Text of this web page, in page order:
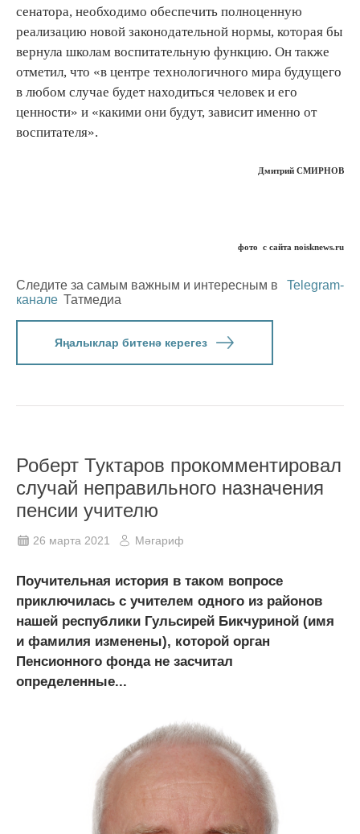
сенатора, необходимо обеспечить полноценную
реализацию новой законодательной нормы, которая бы
вернула школам воспитательную функцию. Он также
отметил, что «в центре технологичного мира будущего
в любом случае будет находиться человек и его
ценности» и «какими они будут, зависит именно от
воспитателя».
Дмитрий СМИРНОВ
фото с сайта noisknews.ru
Следите за самым важным и интересным в
Telegram-
канале Татмедиа
Яңалыклар битенә керегез
Роберт Туктаров прокомментировал
случай неправильного назначения
пенсии учителю
26 марта 2021 Мәгариф
Поучительная история в таком вопросе
приключилась с учителем одного из районов
нашей республики Гульсирей Бикчуриной (имя
и фамилия изменены), которой орган
Пенсионного фонда не засчитал
определенные...